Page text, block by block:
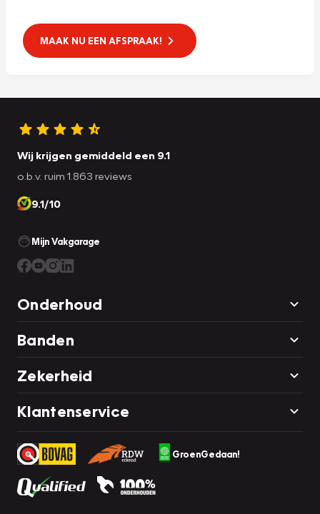
MAAK NU EEN AFSPRAAK!
Wij krijgen gemiddeld een 9.1
o.b.v. ruim 1.863 reviews
9.1/10
Mijn Vakgarage
Onderhoud
Banden
Zekerheid
Klantenservice
GroenGedaan!